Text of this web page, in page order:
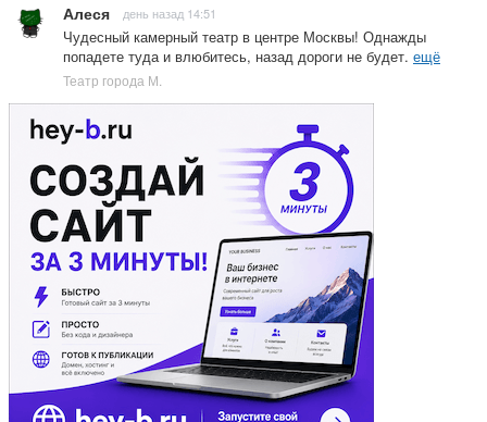
Алеся день назад 14:51
Чудесный камерный театр в центре Москвы! Однажды
попадете туда и влюбитесь, назад дороги не будет. ещё
Театр города М.